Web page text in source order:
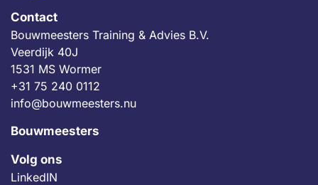
Contact
Bouwmeesters Training & Advies B.V.
Veerdijk 40J
1531 MS Wormer
+31 75 240 0112
info@bouwmeesters.nu
Bouwmeesters
Volg ons
LinkedIN